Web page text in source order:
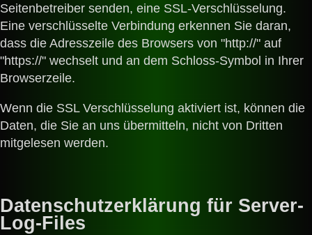
Seitenbetreiber senden, eine SSL-Verschlüsselung.
Eine verschlüsselte Verbindung erkennen Sie daran,
dass die Adresszeile des Browsers von "http://" auf
"https://" wechselt und an dem Schloss-Symbol in Ihrer
Browserzeile.
Wenn die SSL Verschlüsselung aktiviert ist, können die
Daten, die Sie an uns übermitteln, nicht von Dritten
mitgelesen werden.
Datenschutzerklärung für Server-
Log-Files